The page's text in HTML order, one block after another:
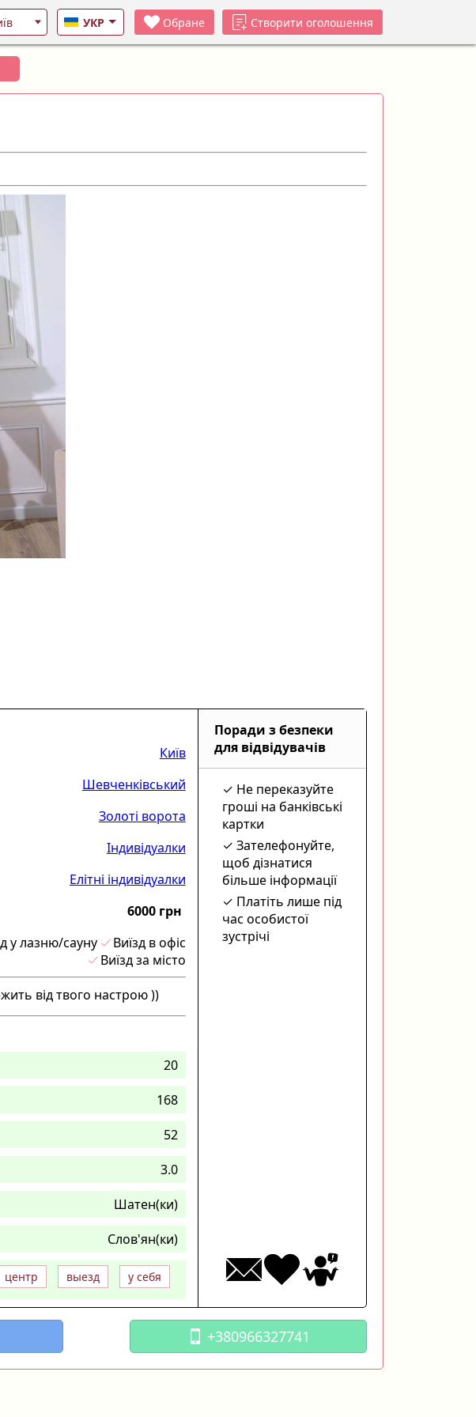
УКР Обране Створити оголошення
Київ
Шевченківський
Золоті ворота
Індивідуалки
Елітні індивідуалки
6000 грн
у лазню/сауну
Виїзд в офіс
Виїзд за місто
від твого настрою ))
20
168
52
3.0
Шатен(ки)
Слов'ян(ки)
центр выезд у себя
Поради з безпеки
для відвідувачів
Не переказуйте
гроші на банківські
картки
Зателефонуйте,
щоб дізнатися
більше інформації
Платіть лише під
час особистої
зустрічі
+380966327741